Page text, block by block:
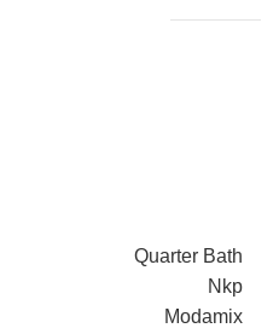
Quarter Bath
Nkp
Modamix